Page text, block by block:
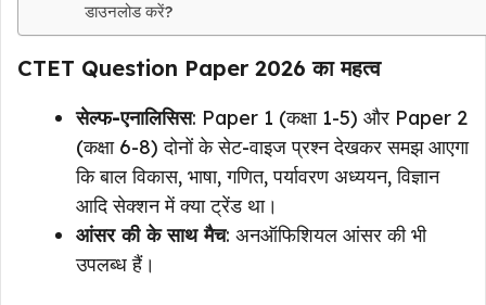
डाउनलोड करें?
CTET Question Paper 2026 का महत्व
सेल्फ-एनालिसिस: Paper 1 (कक्षा 1-5) और Paper 2
(कक्षा 6-8) दोनों के सेट-वाइज प्रश्न देखकर समझ आएगा
कि बाल विकास, भाषा, गणित, पर्यावरण अध्ययन, विज्ञान
आदि सेक्शन में क्या ट्रेंड था।
आंसर की के साथ मैच: अनऑफिशियल आंसर की भी
उपलब्ध हैं।